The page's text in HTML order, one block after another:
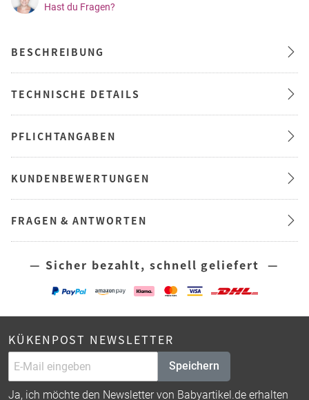
Hast du Fragen?
BESCHREIBUNG
TECHNISCHE DETAILS
PFLICHTANGABEN
KUNDENBEWERTUNGEN
FRAGEN & ANTWORTEN
— Sicher bezahlt, schnell geliefert —
KÜKENPOST NEWSLETTER
Speichern
Ja, ich möchte den Newsletter von Babyartikel.de erhalten